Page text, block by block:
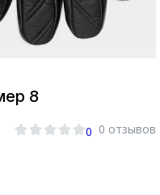
8
0 0 отзывов